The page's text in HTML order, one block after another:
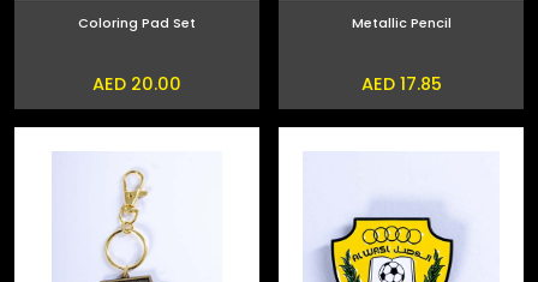
Metallic Pencil
AED 17.85
Coloring Pad Set
AED 20.00